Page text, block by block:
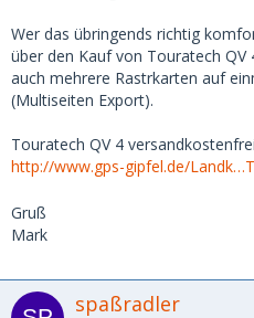
Wer das übringends richtig
über den Kauf von Touratech
auch mehrere Rastrkarten auf
(Multiseiten Export).
Touratech QV 4
http://www.gps-gipfel.de/
Gruß
Mark
spaßradler